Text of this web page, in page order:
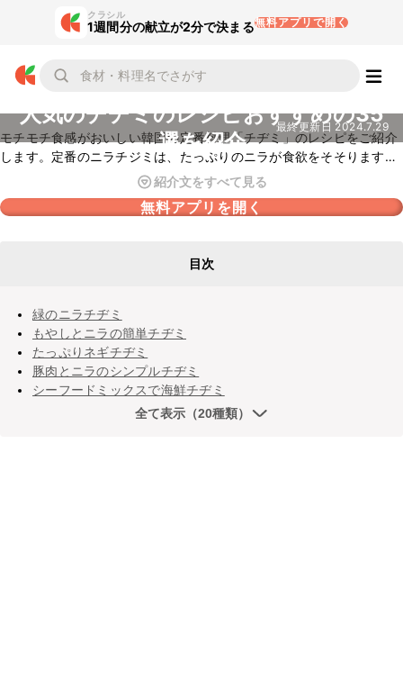
クラシル
1週間分の献立が2分で決まる無料アプリで開く
人気のチヂミのレシピおすすめの35
選を紹介
最終更新日 2024.7.29
モチモチ食感がおいしい韓国の定番料理「チヂミ」のレシピをご紹介
します。定番のニラチジミは、たっぷりのニラが食欲をそそります
よ。小腹が空いたときやおやつにもぴったりです。本格的なタレの作
り方も合わせてご紹介しているので、ぜひチェックしてみてください
ね。
紹介文をすべて見る
無料アプリを開く
目次
緑のニラチヂミ
もやしとニラの簡単チヂミ
たっぷりネギチヂミ
豚肉とニラのシンプルチヂミ
シーフードミックスで海鮮チヂミ
全て表示（20種類）